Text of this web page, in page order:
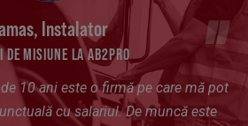
Instalator
DE MISIUNE LA AB2PRO
10 ani este o firmă pe care mă pot
cu salariul. De muncă este